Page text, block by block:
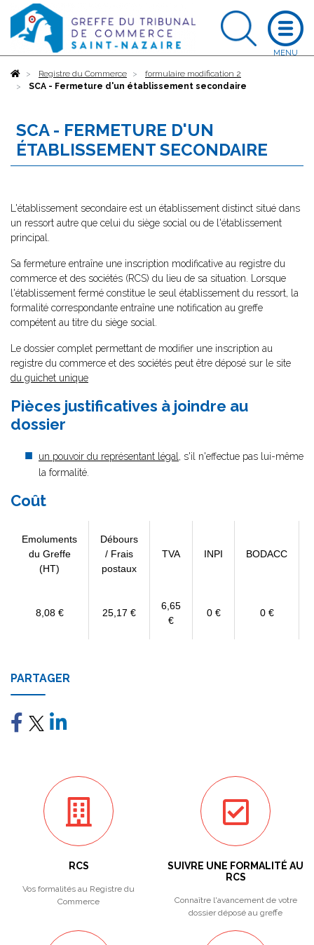
AccueilRegistre du Commerce
formulaire modification 2
SCA - Fermeture d'un établissement secondaire
SCA - FERMETURE D'UN
ÉTABLISSEMENT SECONDAIRE
L'établissement secondaire est un établissement distinct situé dans
un ressort autre que celui du siège social ou de l'établissement
principal.
Sa fermeture entraîne une inscription modificative au registre du
commerce et des sociétés (RCS) du lieu de sa situation. Lorsque
l'établissement fermé constitue le seul établissement du ressort, la
formalité correspondante entraîne une notification au greffe
compétent au titre du siège social.
Le dossier complet permettant de modifier une inscription au
registre du commerce et des sociétés peut être déposé sur le site
du guichet unique
Pièces justificatives à joindre au
dossier
un pouvoir du représentant légal , s'il n'effectue pas lui-même
la formalité.
Coût
Emoluments
du Greffe
(HT)
Débours
/ Frais
postaux
TVA INPI BODACC
8,08 € 25,17 €
6,65
€
0 € 0 €
PARTAGER
RCS
Vos formalités au Registre du
Commerce
SUIVRE UNE FORMALITÉ AU
RCS
Connaître l'avancement de votre
dossier déposé au greffe